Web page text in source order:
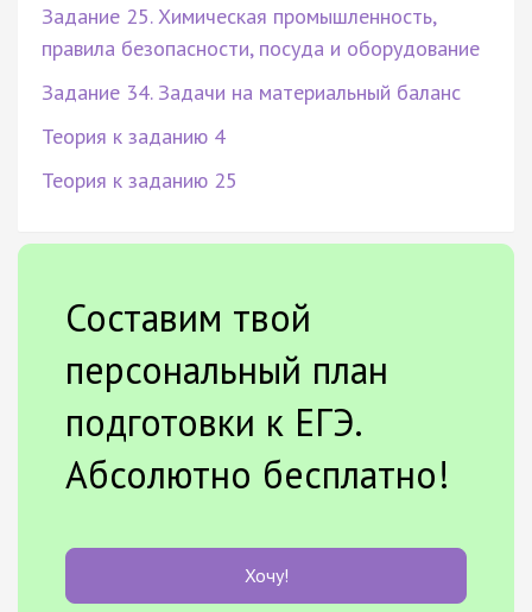
Задание 25. Химическая промышленность,
правила безопасности, посуда и оборудование
Задание 34. Задачи на материальный баланс
Теория к заданию 4
Теория к заданию 25
Составим твой
персональный план
подготовки к ЕГЭ.
Абсолютно бесплатно!
Хочу!